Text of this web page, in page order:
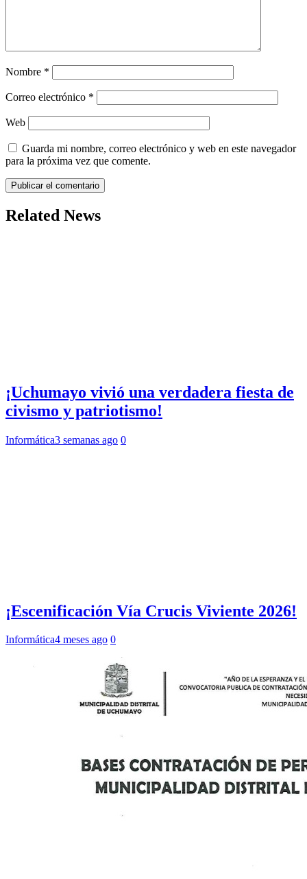
Nombre *
Correo electrónico *
Web
Guarda mi nombre, correo electrónico y web en este navegador
para la próxima vez que comente.
Related News
¡Uchumayo vivió una verdadera fiesta de
civismo y patriotismo!
Informática3 semanas ago 0
¡Escenificación Vía Crucis Viviente 2026!
Informática4 meses ago 0